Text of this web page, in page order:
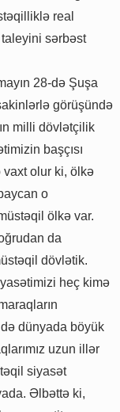
real
sərbəst
28-də Şuşa
görüşündə
milli dövlətçilik
başçısı
vaxt olur ki, ölkə
o
ölkə var.
da
dövlətik.
heç kimə
də dünyada böyük
uzun illər
siyasət
Əlbəttə ki,